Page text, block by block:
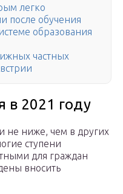
легко
после обучения
образования
частных
в 2021 году
не ниже, чем в других
ступени
для граждан
вносить